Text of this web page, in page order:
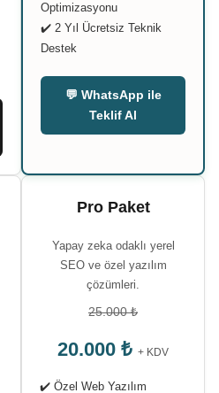
Optimizasyonu
✔️ 2 Yıl Ücretsiz Teknik
Destek
💬 WhatsApp ile
Teklif Al
Pro Paket
Yapay zeka odaklı yerel
SEO ve özel yazılım
çözümleri.
25.000 ₺
20.000 ₺ + KDV
✔️ Özel Web Yazılım